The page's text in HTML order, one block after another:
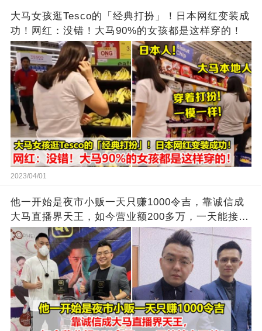
大马女孩逛Tesco的「经典打扮」！日本网红变装成
功！网红：没错！大马90%的女孩都是这样穿的！
2023/04/01
他一开始是夜市小贩一天只赚1000令吉，靠诚信成
大马直播界天王，如今营业额200多万，一天能接上
万单